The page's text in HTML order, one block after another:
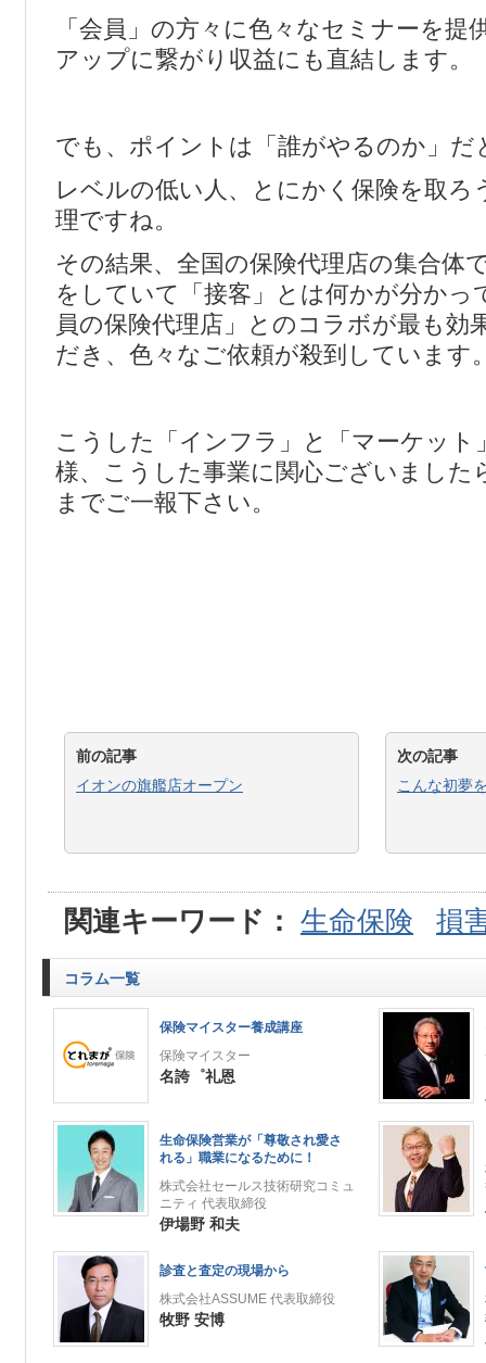
「会員」の方々に色々なセミナーを提
アップに繋がり収益にも直結します。
でも、ポイントは「誰がやるのか」だ
レベルの低い人、とにかく保険を取ろ
理ですね。
その結果、全国の保険代理店の集合体
をしていて「接客」とは何かが分かっ
員の保険代理店」とのコラボが最も効
だき、色々なご依頼が殺到しています
こうした「インフラ」と「マーケット
様、こうした事業に関心ございました
までご一報下さい。
前の記事
イオンの旗艦店オープン
次の記事
こんな初夢
関連キーワード： 生命保険 損
コラム一覧
保険マイスター養成講座
保険マイスター
名誇゜礼恩
生命保険営業が「尊敬され愛さ
れる」職業になるために！
株式会社セールス技術研究コミュ
ニティ 代表取締役
伊場野 和夫
診査と査定の現場から
株式会社ASSUME 代表取締役
牧野 安博